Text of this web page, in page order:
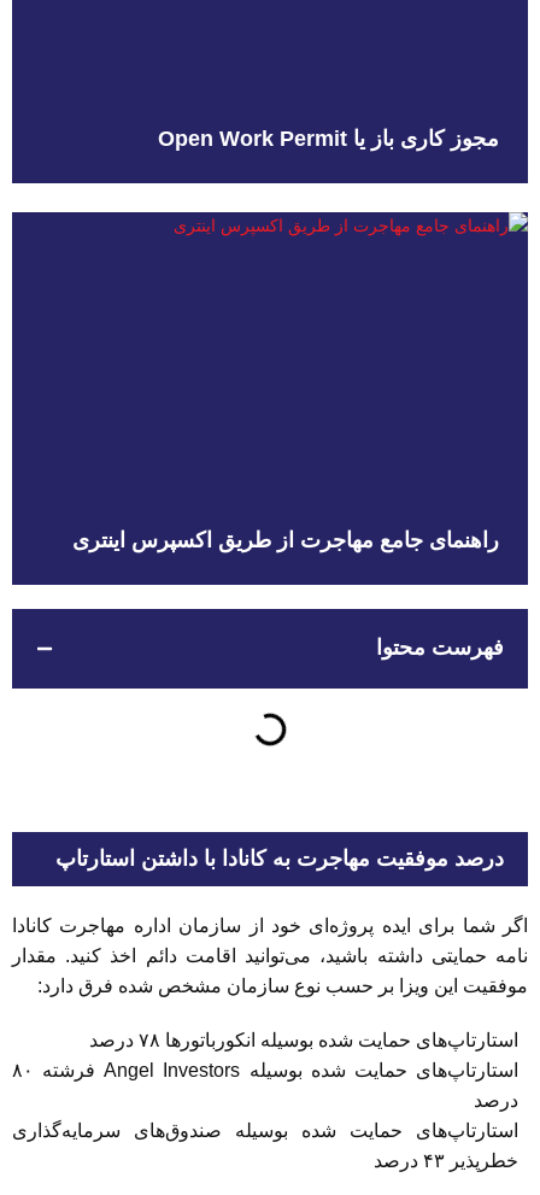
مجوز کاری باز یا Open Work Permit
راهنمای جامع مهاجرت از طریق اکسپرس اینتری
فهرست محتوا
درصد موفقیت مهاجرت به کانادا با داشتن استارتاپ
اگر شما برای ایده پروژه‌ای خود از سازمان اداره مهاجرت کانادا
نامه حمایتی داشته باشید، می‌توانید اقامت دائم اخذ کنید. مقدار
موفقیت این ویزا بر حسب نوع سازمان مشخص شده فرق دارد:
استارتاپ‌های حمایت شده بوسیله انکورباتورها ۷۸ درصد
استارتاپ‌های حمایت شده بوسیله Angel Investors فرشته ۸۰
درصد
استارتاپ‌های حمایت شده بوسیله صندوق‌های سرمایه‌گذاری
خطرپذیر ۴۳ درصد